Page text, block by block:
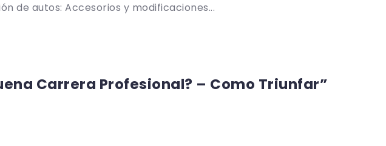
de autos: Accesorios y modificaciones...
Carrera Profesional? – Como Triunfar”